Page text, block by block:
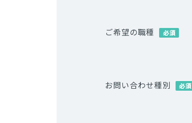
ご希望の職種 必須
お問い合わせ種別 必須